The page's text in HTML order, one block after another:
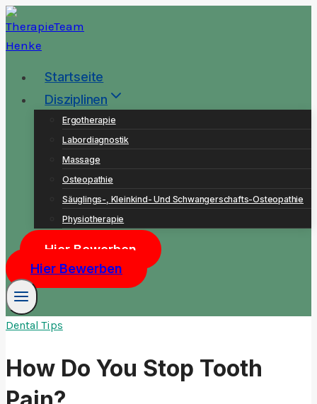
Zum
Inhalt
springen
Startseite
Disziplinen
Ergotherapie
Labordiagnostik
Massage
Osteopathie
Säuglings-, Kleinkind- Und Schwangerschafts-Osteopathie
Physiotherapie
Hier Bewerben
Hier Bewerben
Dental Tips
How Do You Stop Tooth